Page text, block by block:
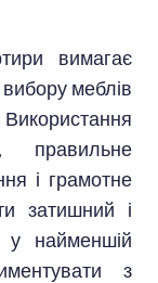
вимагає
меблів
правильне
і грамотне
затишний і
у найменшій
з